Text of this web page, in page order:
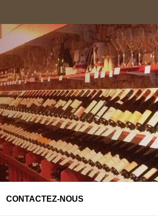
CONTACTEZ-NOUS